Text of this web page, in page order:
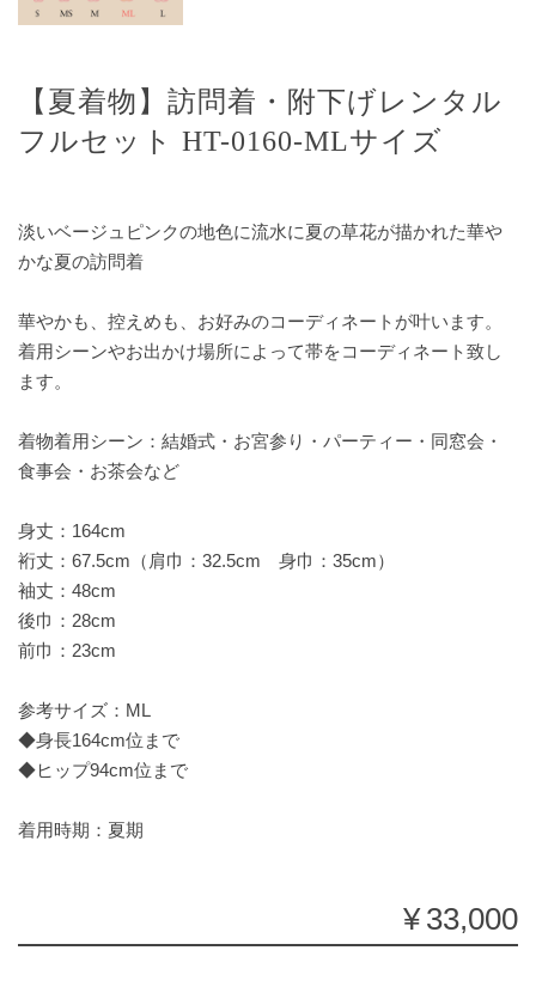
【夏着物】訪問着・附下げレンタル
フルセット HT-0160-MLサイズ
淡いベージュピンクの地色に流水に夏の草花が描かれた華や
かな夏の訪問着
華やかも、控えめも、お好みのコーディネートが叶います。
着用シーンやお出かけ場所によって帯をコーディネート致し
ます。
着物着用シーン：結婚式・お宮参り・パーティー・同窓会・
食事会・お茶会など
身丈：164cm
裄丈：67.5cm（肩巾：32.5cm 身巾：35cm）
袖丈：48cm
後巾：28cm
前巾：23cm
参考サイズ：ML
◆身長164cm位まで
◆ヒップ94cm位まで
着用時期：夏期
¥33,000